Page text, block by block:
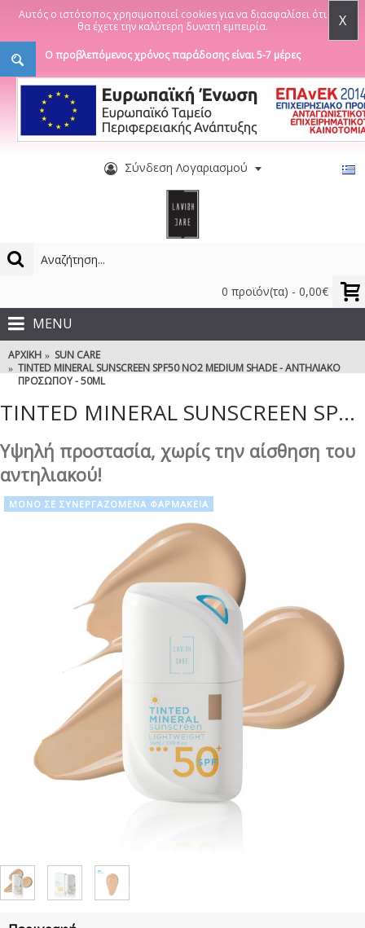
Αυτός ο ιστότοπος χρησιμοποιεί cookies για να διασφαλίσει ότι
θα έχετε την καλύτερη δυνατή εμπειρία.
X
Ο προβλεπόμενος χρόνος παράδοσης είναι 5-7 μέρες
Σύνδεση Λογαριασμού
0 προϊόν(τα) - 0,00€
MENU
ΑΡΧΙΚΉ
SUN CARE
TINTED MINERAL SUNSCREEN SPF50 NO2 MEDIUM SHADE - ΑΝΤΗΛΙΑΚΌ
ΠΡΟΣΏΠΟΥ - 50ML
TINTED MINERAL SUNSCREEN SPF50 NO2 MEDIUM SHADE - ΑΝΤΗΛΙΑΚΌ ΠΡΟΣΏΠΟΥ - 50ML
Υψηλή προστασία, χωρίς την αίσθηση του
αντηλιακού!
ΜΟΝΟ ΣΕ ΣΥΝΕΡΓΑΖΟΜΕΝΑ ΦΑΡΜΑΚΕΙΑ